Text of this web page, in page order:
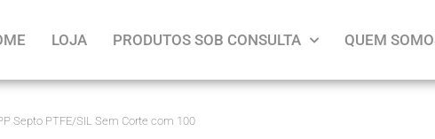
LOJA PRODUTOS SOB CONSULTA QUEM
Septo PTFE/SIL Sem Corte com 100